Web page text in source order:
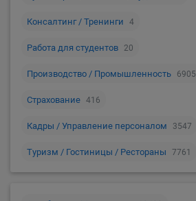
Консалтинг / Тренинги 4
Работа для студентов 20
Производство / Промышленность 6905
Страхование 416
Кадры / Управление персоналом 3547
Туризм / Гостиницы / Рестораны 7761